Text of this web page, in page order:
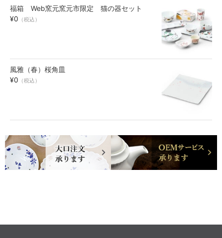
福箱 Web窯元窯元市限定 猫の器セット
¥0 （税込）
風雅（春）桜角皿
¥0 （税込）